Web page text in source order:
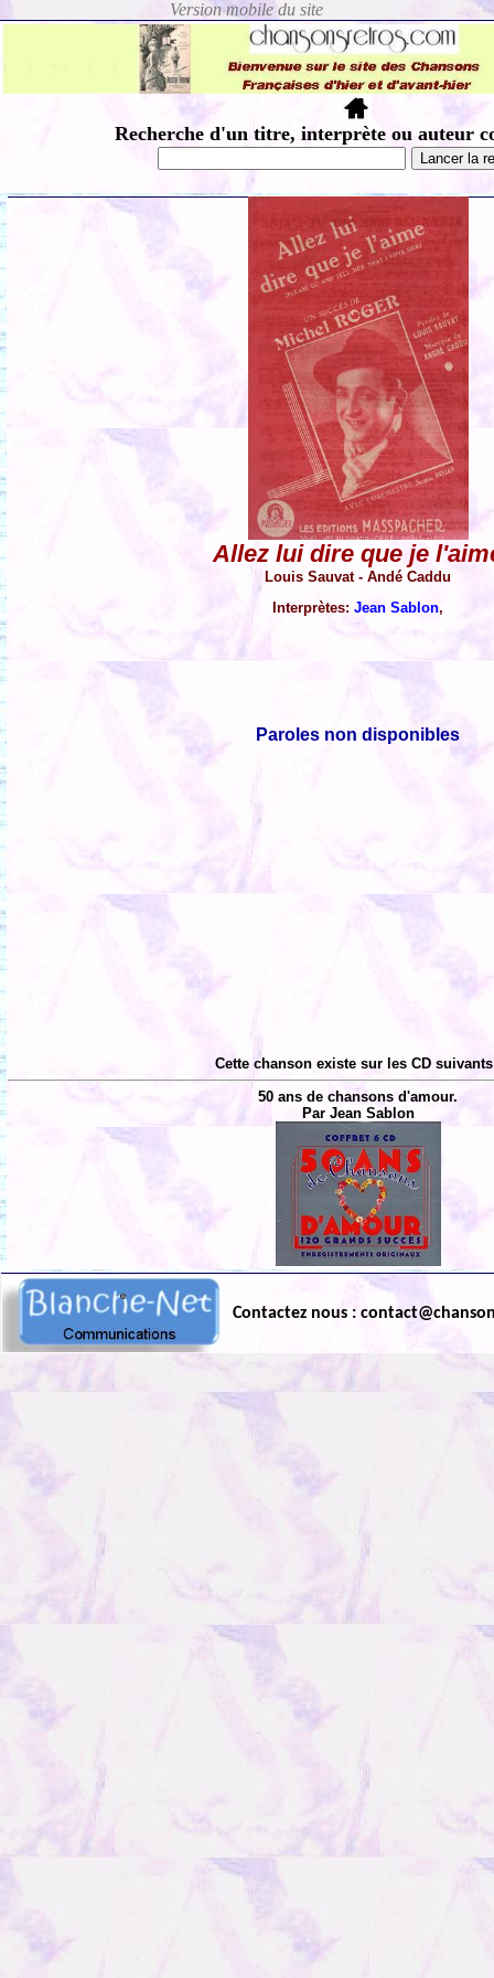
Recherche d'un titre, interprète ou auteur
Allez lui dire que je
Louis Sauvat - Andé Caddu
Interprètes:Jean Sablon,
Paroles non disponibles
Cette chanson existe sur les CD
50 ans de chansons d'amour.
Par Jean Sablon
Contactez nous :